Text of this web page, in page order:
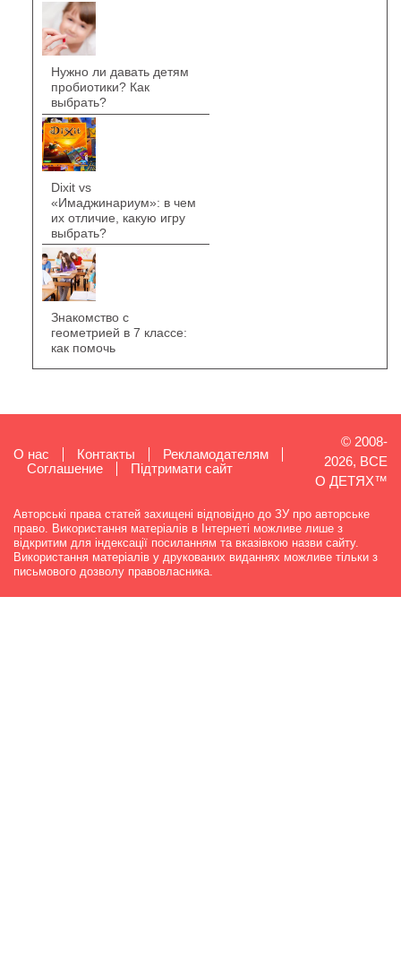
Нужно ли давать детям
пробиотики? Как
выбрать?
Dixit vs
«Имаджинариум»: в чем
их отличие, какую игру
выбрать?
Знакомство с
геометрией в 7 классе:
как помочь
О нас Контакты
Рекламодателям
Cоглашение
Підтримати сайт
© 2008-
2026, ВСЕ
О ДЕТЯХ™
Авторські права статей захищені відповідно до ЗУ про авторське
право. Використання матеріалів в Інтернеті можливе лише з
відкритим для індексації посиланням та вказівкою назви сайту.
Використання матеріалів у друкованих виданнях можливе тільки з
письмового дозволу правовласника.